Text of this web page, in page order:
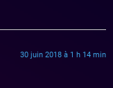
30 juin 2018 à 1 h 14 min